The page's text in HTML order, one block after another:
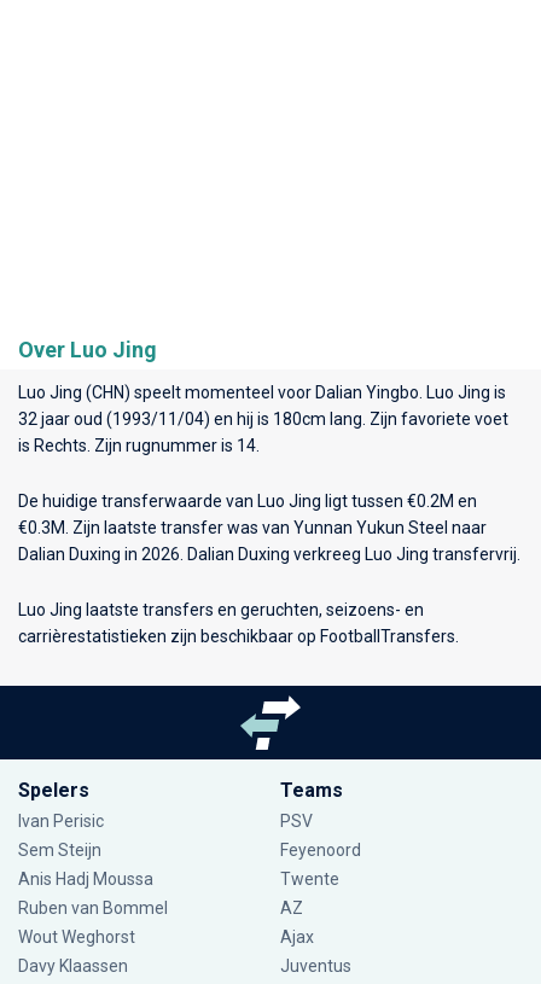
Over Luo Jing
Luo Jing (CHN) speelt momenteel voor Dalian Yingbo . Luo Jing is
32 jaar oud (1993/11/04) en hij is 180cm lang. Zijn favoriete voet
is Rechts. Zijn rugnummer is 14.
De huidige transferwaarde van Luo Jing ligt tussen €0.2M en
€0.3M. Zijn laatste transfer was van Yunnan Yukun Steel naar
Dalian Duxing in 2026. Dalian Duxing verkreeg Luo Jing transfervrij.
Luo Jing laatste transfers en geruchten, seizoens- en
carrièrestatistieken zijn beschikbaar op FootballTransfers.
Spelers
Ivan Perisic
Sem Steijn
Anis Hadj Moussa
Ruben van Bommel
Wout Weghorst
Davy Klaassen
Teams
PSV
Feyenoord
Twente
AZ
Ajax
Juventus